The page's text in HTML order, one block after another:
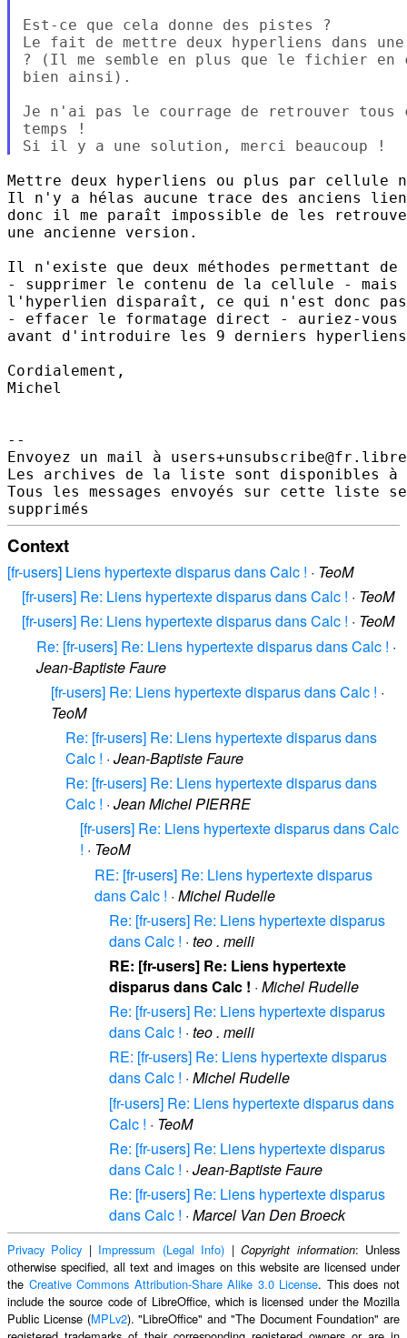
Est-ce que cela donne des pistes ?
Le fait de mettre deux hyperliens dans une
? (Il me semble en plus que le fichier
bien ainsi).
Je n'ai pas le courrage de retrouver
temps !
Mettre deux hyperliens ou plus par cellule
Il n'y a hélas aucune trace des anciens
donc il me paraît impossible de les
une ancienne version.
Il n'existe que deux méthodes permettant
- supprimer le contenu de la cellule - mais
l'hyperlien disparaît, ce qui n'est donc
- effacer le formatage direct - auriez-
avant d'introduire les 9 derniers
Cordialement,
Michel
--
Envoyez un mail à
Les archives de la liste sont disponibles à
Tous les messages envoyés sur cette liste
Context
[fr-users] Liens hypertexte disparus dans Calc ! · TeoM
[fr-users] Re: Liens hypertexte disparus dans Calc ! · TeoM
[fr-users] Re: Liens hypertexte disparus dans Calc ! · TeoM
Re: [fr-users] Re: Liens hypertexte disparus dans Calc ! ·
Jean-Baptiste Faure
[fr-users] Re: Liens hypertexte disparus dans Calc ! ·
TeoM
Re: [fr-users] Re: Liens hypertexte disparus dans
Calc ! · Jean-Baptiste Faure
Re: [fr-users] Re: Liens hypertexte disparus dans
Calc ! · Jean Michel PIERRE
[fr-users] Re: Liens hypertexte disparus dans Calc
! · TeoM
RE: [fr-users] Re: Liens hypertexte disparus
dans Calc ! · Michel Rudelle
Re: [fr-users] Re: Liens hypertexte disparus
dans Calc ! · teo . meili
RE: [fr-users] Re: Liens hypertexte
disparus dans Calc ! · Michel Rudelle
Re: [fr-users] Re: Liens hypertexte disparus
dans Calc ! · teo . meili
RE: [fr-users] Re: Liens hypertexte disparus
dans Calc ! · Michel Rudelle
[fr-users] Re: Liens hypertexte disparus dans
Calc ! · TeoM
Re: [fr-users] Re: Liens hypertexte disparus
dans Calc ! · Jean-Baptiste Faure
Re: [fr-users] Re: Liens hypertexte disparus
dans Calc ! · Marcel Van Den Broeck
Privacy Policy | Impressum (Legal Info) |Copyright information: Unless
otherwise specified, all text and images on this website are licensed under
the Creative Commons Attribution-Share Alike 3.0 License. This does not
include the source code of LibreOffice, which is licensed under the Mozilla
Public License (MPLv2). "LibreOffice" and "The Document Foundation" are